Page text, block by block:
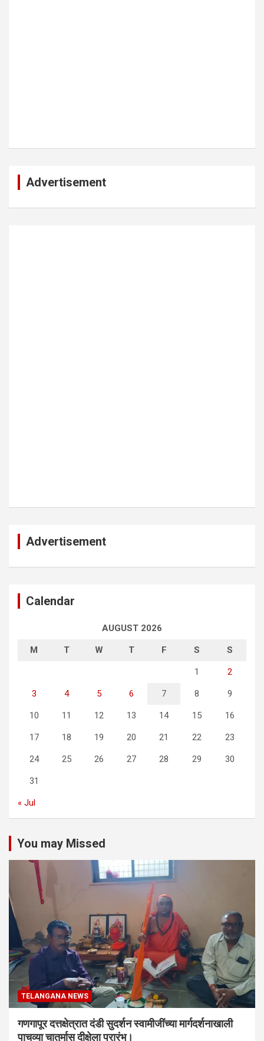
Advertisement
Advertisement
Calendar
AUGUST 2026
M T W T F S S
1 2
3 4 5 6 7 8 9
10 11 12 13 14 15 16
17 18 19 20 21 22 23
24 25 26 27 28 29 30
31
« Jul
You may Missed
TELANGANA NEWS
गणगापूर दत्तक्षेत्रात दंडी सुदर्शन स्वामीजींच्या मार्गदर्शनाखाली
पाचव्या चातुर्मास दीक्षेला प्रारंभ।